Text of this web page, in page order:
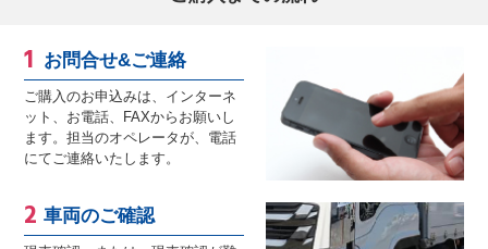
お問合せ&ご連絡
ご購入のお申込みは、インターネ
ット、お電話、FAXからお願いし
ます。担当のオペレータが、電話
にてご連絡いたします。
車両のご確認